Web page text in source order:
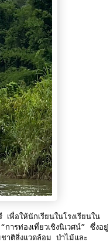
อให้นักเรียนในโรงเรียนใน
ารท่องเที่ยวเชิงนิเวศน์” ซึ่งอยู่
ชาติสิ่งแวดล้อม ป่าไม้และ